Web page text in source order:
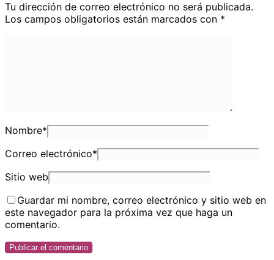
Tu dirección de correo electrónico no será publicada.
Los campos obligatorios están marcados con *
Nombre*
Correo electrónico*
Sitio web
Guardar mi nombre, correo electrónico y sitio web en
este navegador para la próxima vez que haga un
comentario.